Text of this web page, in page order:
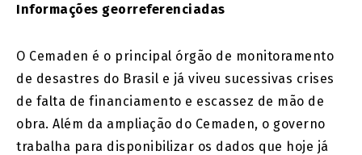
Informações georreferenciadas
O Cemaden é o principal órgão de monitoramento
de desastres do Brasil e já viveu sucessivas crises
de falta de financiamento e escassez de mão de
obra. Além da ampliação do Cemaden, o governo
trabalha para disponibilizar os dados que hoje já